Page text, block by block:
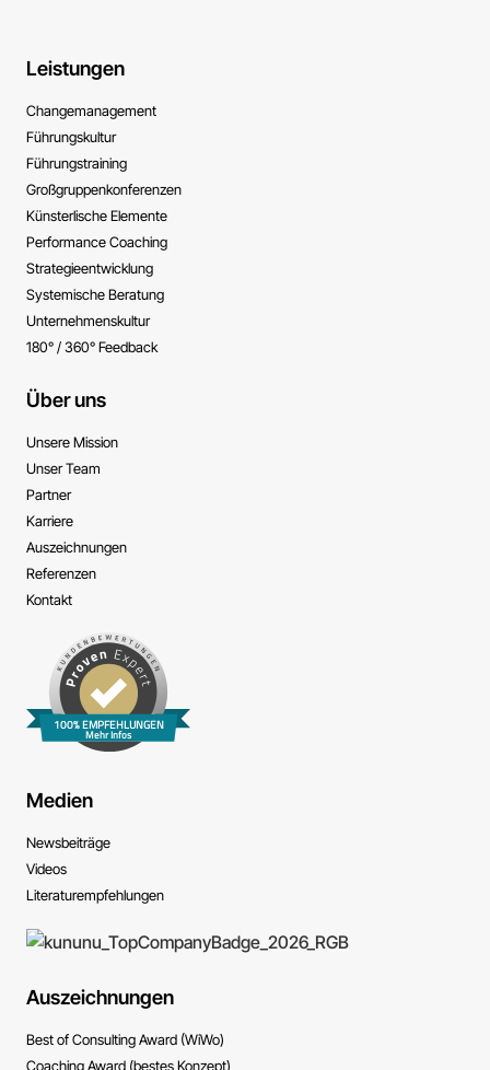
Leistungen
Change­management
Führungs­kultur
Führungs­training
Großgruppen­konferenzen
Künsterlische ­Elemente
Performance ­Coaching
Strategie­entwicklung
Systemische ­Beratung
Unternehmens­kultur
180° / 360° Feedback
Über uns
Unsere Mission
Unser Team
Partner
Karriere
Auszeichnungen
Referenzen
Kontakt
100% EMPFEHLUNGEN
Mehr Infos
Medien
News­beiträge
Videos
Literatur­empfehlungen
Auszeichnungen
Best of Consulting Award (WiWo)
Coaching Award (bestes Konzept)